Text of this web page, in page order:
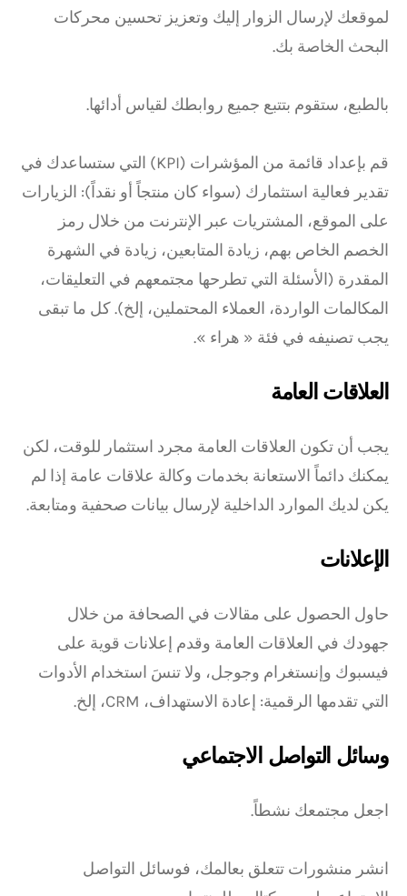
لموقعك لإرسال الزوار إليك وتعزيز تحسين محركات
البحث الخاصة بك.
بالطبع، ستقوم بتتبع جميع روابطك لقياس أدائها.
قم بإعداد قائمة من المؤشرات (KPI) التي ستساعدك في
تقدير فعالية استثمارك (سواء كان منتجاً أو نقداً): الزيارات
على الموقع، المشتريات عبر الإنترنت من خلال رمز
الخصم الخاص بهم، زيادة المتابعين، زيادة في الشهرة
المقدرة (الأسئلة التي تطرحها مجتمعهم في التعليقات،
المكالمات الواردة، العملاء المحتملين، إلخ). كل ما تبقى
يجب تصنيفه في فئة « هراء ».
العلاقات العامة
يجب أن تكون العلاقات العامة مجرد استثمار للوقت، لكن
يمكنك دائماً الاستعانة بخدمات وكالة علاقات عامة إذا لم
يكن لديك الموارد الداخلية لإرسال بيانات صحفية ومتابعة.
الإعلانات
حاول الحصول على مقالات في الصحافة من خلال
جهودك في العلاقات العامة وقدم إعلانات قوية على
فيسبوك وإنستغرام وجوجل، ولا تنسَ استخدام الأدوات
التي تقدمها الرقمية: إعادة الاستهداف، CRM، إلخ.
وسائل التواصل الاجتماعي
اجعل مجتمعك نشطاً.
انشر منشورات تتعلق بعالمك، فوسائل التواصل